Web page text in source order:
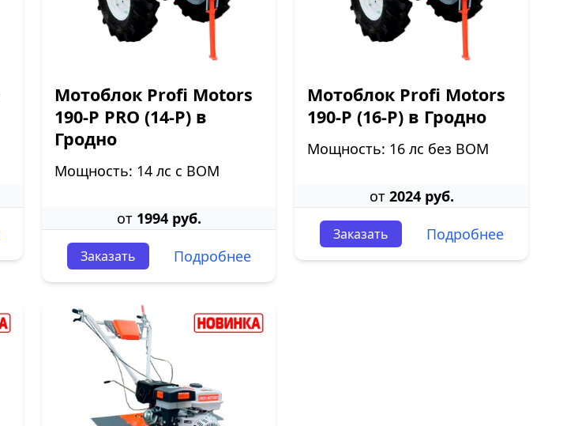
Мотоблок Profi Motors
190-P PRO (14-P) в
Гродно
Мощность: 14 лс с ВОМ
от 1994 руб.
Заказать Подробнее
Мотоблок Profi Motors
190-P (16-P) в Гродно
Мощность: 16 лс без ВОМ
от 2024 руб.
Заказать Подробнее